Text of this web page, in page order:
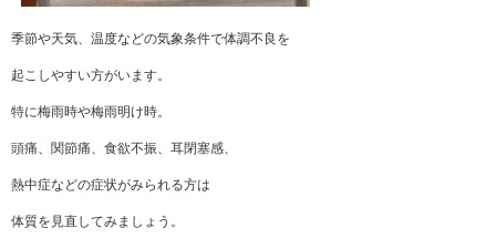
季節や天気、温度などの気象条件で体調不良を
起こしやすい方がいます。
特に梅雨時や梅雨明け時。
頭痛、関節痛、食欲不振、耳閉塞感、
熱中症などの症状がみられる方は
体質を見直してみましょう。